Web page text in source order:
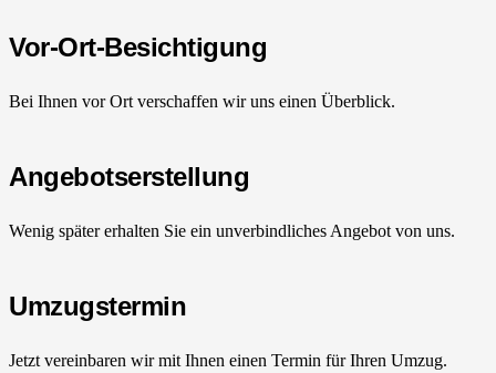
Vor-Ort-Besichtigung
Bei Ihnen vor Ort verschaffen wir uns einen Überblick.
Angebotserstellung
Wenig später erhalten Sie ein unverbindliches Angebot von uns.
Umzugstermin
Jetzt vereinbaren wir mit Ihnen einen Termin für Ihren Umzug.